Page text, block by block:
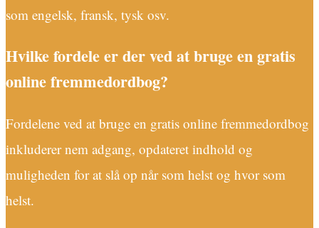
som engelsk, fransk, tysk osv.
Hvilke fordele er der ved at bruge en gratis
online fremmedordbog?
Fordelene ved at bruge en gratis online fremmedordbog
inkluderer nem adgang, opdateret indhold og
muligheden for at slå op når som helst og hvor som
helst.